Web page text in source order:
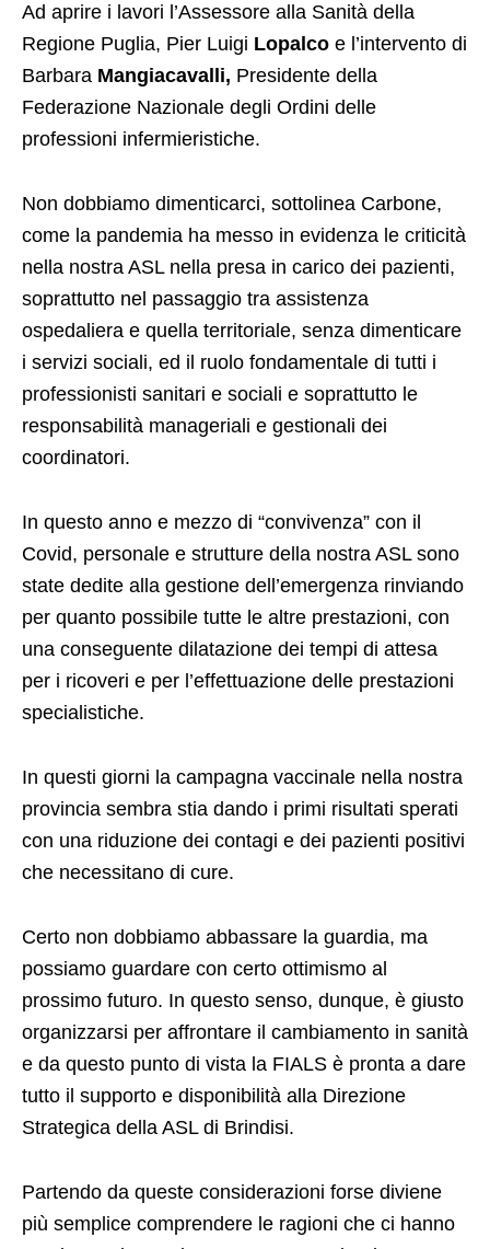
Ad aprire i lavori l’Assessore alla Sanità della
Regione Puglia, Pier Luigi Lopalco e l’intervento di
Barbara Mangiacavalli, Presidente della
Federazione Nazionale degli Ordini delle
professioni infermieristiche.
Non dobbiamo dimenticarci, sottolinea Carbone,
come la pandemia ha messo in evidenza le criticità
nella nostra ASL nella presa in carico dei pazienti,
soprattutto nel passaggio tra assistenza
ospedaliera e quella territoriale, senza dimenticare
i servizi sociali, ed il ruolo fondamentale di tutti i
professionisti sanitari e sociali e soprattutto le
responsabilità manageriali e gestionali dei
coordinatori.
In questo anno e mezzo di “convivenza” con il
Covid, personale e strutture della nostra ASL sono
state dedite alla gestione dell’emergenza rinviando
per quanto possibile tutte le altre prestazioni, con
una conseguente dilatazione dei tempi di attesa
per i ricoveri e per l’effettuazione delle prestazioni
specialistiche.
In questi giorni la campagna vaccinale nella nostra
provincia sembra stia dando i primi risultati sperati
con una riduzione dei contagi e dei pazienti positivi
che necessitano di cure.
Certo non dobbiamo abbassare la guardia, ma
possiamo guardare con certo ottimismo al
prossimo futuro. In questo senso, dunque, è giusto
organizzarsi per affrontare il cambiamento in sanità
e da questo punto di vista la FIALS è pronta a dare
tutto il supporto e disponibilità alla Direzione
Strategica della ASL di Brindisi.
Partendo da queste considerazioni forse diviene
più semplice comprendere le ragioni che ci hanno